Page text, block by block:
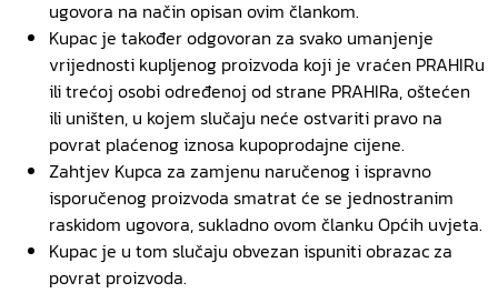
ugovora na način opisan ovim člankom.
Kupac je također odgovoran za svako umanjenje
vrijednosti kupljenog proizvoda koji je vraćen PRAHIRu
ili trećoj osobi određenoj od strane PRAHIRa, oštećen
ili uništen, u kojem slučaju neće ostvariti pravo na
povrat plaćenog iznosa kupoprodajne cijene.
Zahtjev Kupca za zamjenu naručenog i ispravno
isporučenog proizvoda smatrat će se jednostranim
raskidom ugovora, sukladno ovom članku Općih uvjeta.
Kupac je u tom slučaju obvezan ispuniti obrazac za
povrat proizvoda.